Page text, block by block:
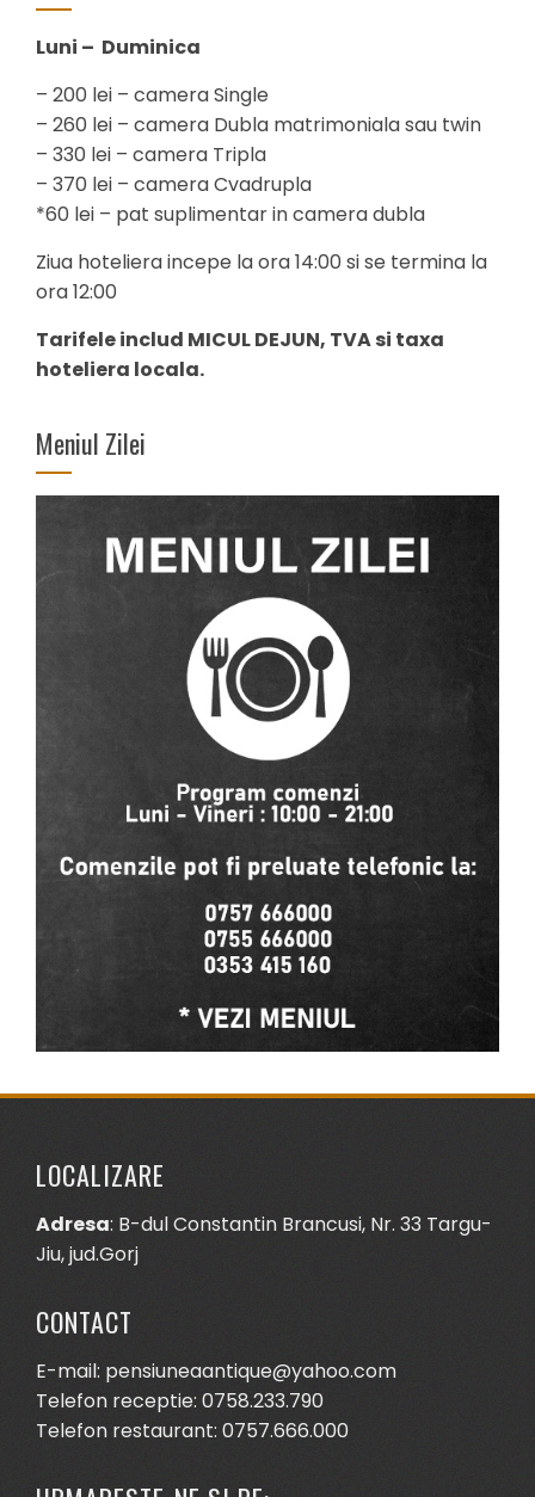
Luni – Duminica
– 200 lei – camera Single
– 260 lei – camera Dubla matrimoniala sau twin
– 330 lei – camera Tripla
– 370 lei – camera Cvadrupla
*60 lei – pat suplimentar in camera dubla
Ziua hoteliera incepe la ora 14:00 si se termina la
ora 12:00
Tarifele includ MICUL DEJUN, TVA si taxa
hoteliera locala.
Meniul Zilei
LOCALIZARE
Adresa: B-dul Constantin Brancusi, Nr. 33 Targu-
Jiu, jud.Gorj
CONTACT
E-mail: pensiuneaantique@yahoo.com
Telefon receptie: 0758.233.790
Telefon restaurant: 0757.666.000